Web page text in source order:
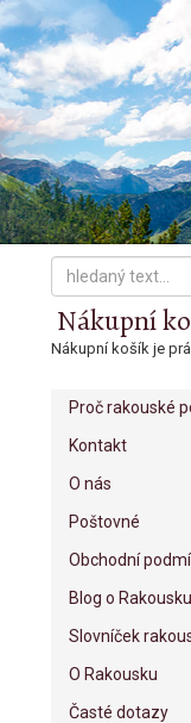
Nákupní
Nákupní košík je
Proč rakouské
Kontakt
O nás
Poštovné
Obchodní
Blog o Rakousku
Slovníček
O Rakousku
Časté dotazy